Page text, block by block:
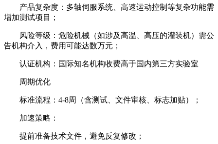
产品复杂度：多轴伺服系统、高速运动控制等复杂功能需
增加测试项目；
风险等级：危险机械（如涉及高温、高压的灌装机）需公
告机构介入，费用可能达数万元；
认证机构：国际知名机构收费高于国内第三方实验室
周期优化
标准流程：4-8周（含测试、文件审核、标志加贴）；
加速策略：
提前准备技术文件，避免反复修改；